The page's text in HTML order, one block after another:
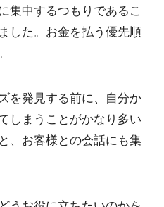
集中するつもりであるこ
した。お金を払う優先順
を発見する前に、自分か
しまうことがかなり多い
、お客様との会話にも集